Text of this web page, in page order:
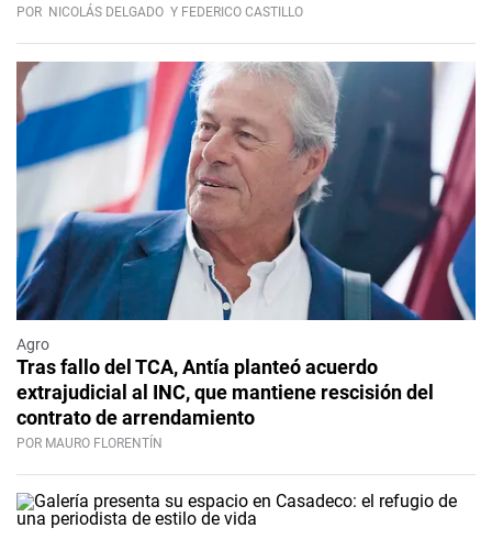
POR NICOLÁS DELGADO Y FEDERICO CASTILLO
Agro
Tras fallo del TCA, Antía planteó acuerdo
extrajudicial al INC, que mantiene rescisión del
contrato de arrendamiento
POR MAURO FLORENTÍN